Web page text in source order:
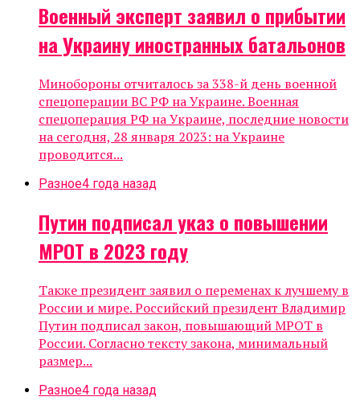
Военный эксперт заявил о прибытии
на Украину иностранных батальонов
Минобороны отчиталось за 338-й день военной
спецоперации ВС РФ на Украине. Военная
спецоперация РФ на Украине, последние новости
на сегодня, 28 января 2023: на Украине
проводится...
Разное4 года назад
Путин подписал указ о повышении
МРОТ в 2023 году
Также президент заявил о переменах к лучшему в
России и мире. Российский президент Владимир
Путин подписал закон, повышающий МРОТ в
России. Согласно тексту закона, минимальный
размер...
Разное4 года назад